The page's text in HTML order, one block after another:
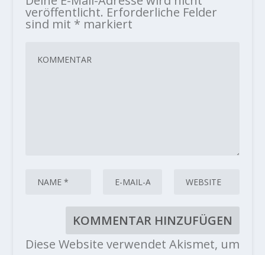
veröffentlicht. Erforderliche Felder
sind mit * markiert
Diese Website verwendet Akismet, um